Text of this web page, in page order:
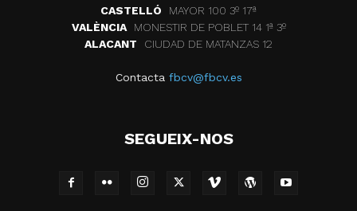
CASTELLÓ
MAYOR 100 3º 17ª
VALÈNCIA
MONESTIR DE POBLET 14 1ª 3º
ALACANT
CIUDAD DE MATANZAS 12
Contacta fbcv@fbcv.es
SEGUEIX-NOS